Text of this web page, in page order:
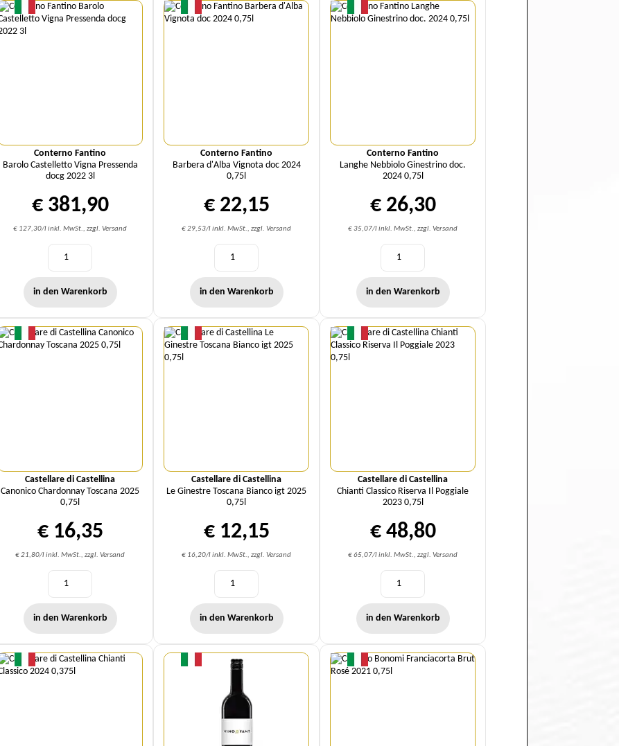
Conterno Fantino
Barolo Castelletto Vigna Pressenda
docg 2022 3l
€ 381,90
€ 127,30/l inkl. MwSt., zzgl. Versand
in den Warenkorb
Conterno Fantino
Barbera d'Alba Vignota doc 2024
0,75l
€ 22,15
€ 29,53/l inkl. MwSt., zzgl. Versand
in den Warenkorb
Conterno Fantino
Langhe Nebbiolo Ginestrino doc.
2024 0,75l
€ 26,30
€ 35,07/l inkl. MwSt., zzgl. Versand
in den Warenkorb
Castellare di Castellina
Canonico Chardonnay Toscana 2025
0,75l
€ 16,35
€ 21,80/l inkl. MwSt., zzgl. Versand
Menge
in den Warenkorb
Castellare di Castellina
Le Ginestre Toscana Bianco igt 2025
0,75l
€ 12,15
€ 16,20/l inkl. MwSt., zzgl. Versand
Menge
in den Warenkorb
Castellare di Castellina
Chianti Classico Riserva Il Poggiale
2023 0,75l
€ 48,80
€ 65,07/l inkl. MwSt., zzgl. Versand
Menge
in den Warenkorb
Menge Menge Menge